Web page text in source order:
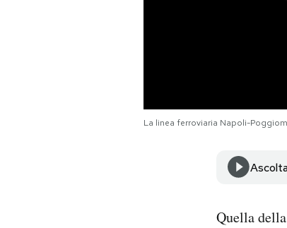
Hai bisogno di aiuto?La linea ferroviaria Napoli-
Quella